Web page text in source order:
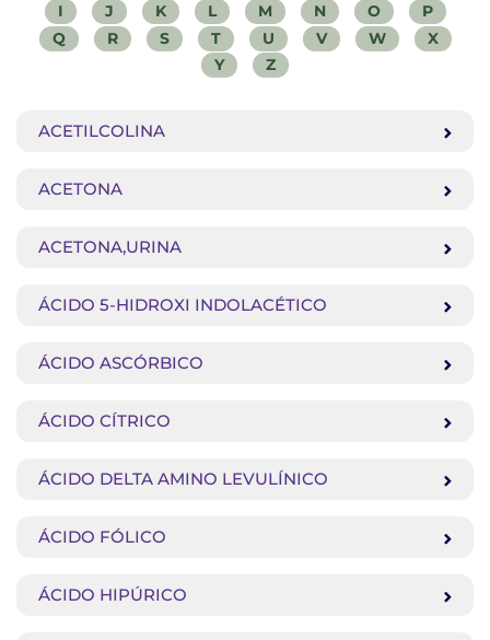
I
J K L M N O
P
Q
R S T U V W
X
Y
Z
ACETILCOLINA
ACETONA
ACETONA,URINA
ÁCIDO 5-HIDROXI INDOLACÉTICO
ÁCIDO ASCÓRBICO
ÁCIDO CÍTRICO
ÁCIDO DELTA AMINO LEVULÍNICO
ÁCIDO FÓLICO
ÁCIDO HIPÚRICO